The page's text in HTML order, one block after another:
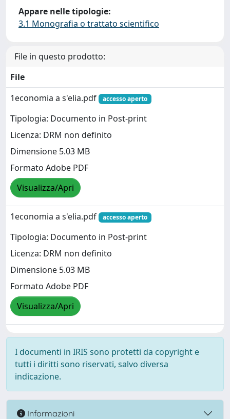
Appare nelle tipologie:
3.1 Monografia o trattato scientifico
File in questo prodotto:
File
1economia a s'elia.pdf
accesso aperto
Tipologia: Documento in Post-print
Licenza: DRM non definito
Dimensione 5.03 MB
Formato Adobe PDF
Visualizza/Apri
1economia a s'elia.pdf accesso aperto
Tipologia: Documento in Post-print
Licenza: DRM non definito
Dimensione 5.03 MB
Formato Adobe PDF
Visualizza/Apri
I documenti in IRIS sono protetti da copyright e
tutti i diritti sono riservati, salvo diversa
indicazione.
Informazioni